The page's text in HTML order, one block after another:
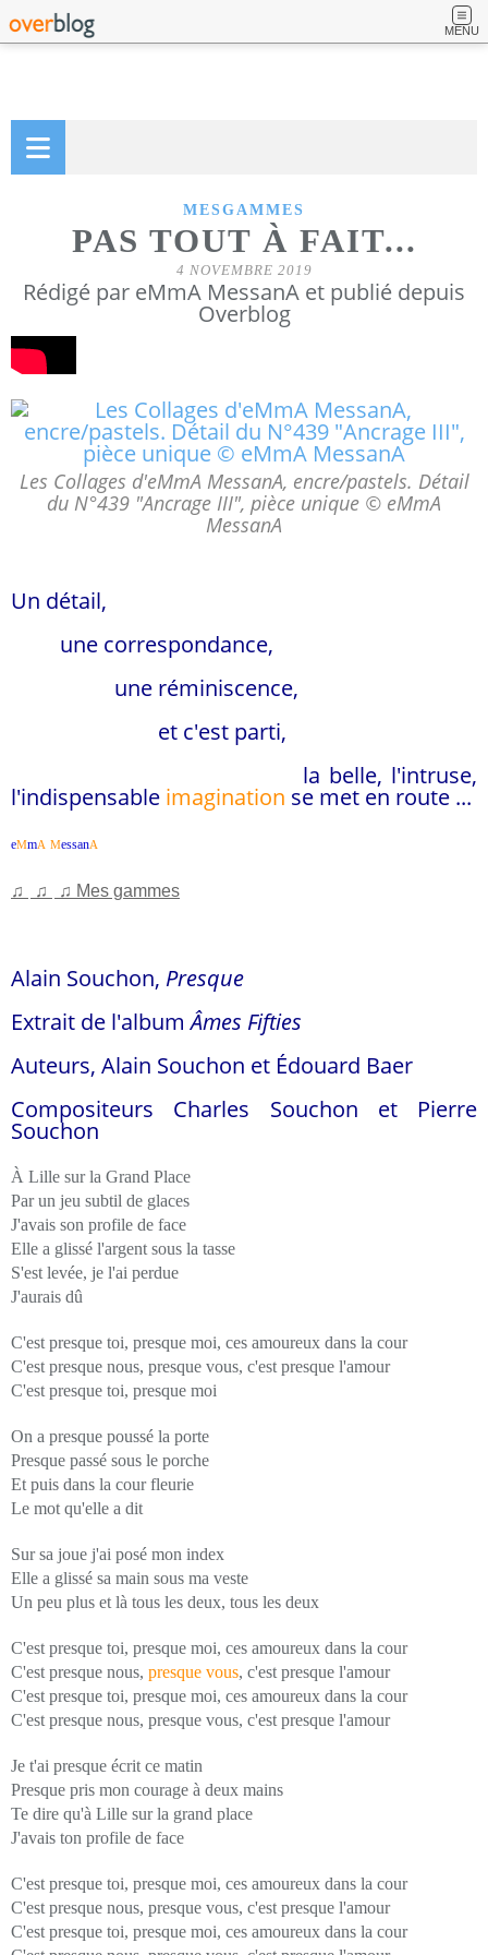
MENU
MESGAMMES
PAS TOUT À FAIT...
4 NOVEMBRE 2019
Rédigé par eMmA MessanA et publié depuis
Overblog
Les Collages d'eMmA MessanA, encre/pastels. Détail
du N°439 "Ancrage III", pièce unique © eMmA
MessanA
Un détail,
une correspondance,
une réminiscence,
et c'est parti,
la belle, l'intruse,
l'indispensable imagination se met en route ...
eMmA MessanA
♫ ♫ ♫ Mes gammes
Alain Souchon, Presque
Extrait de l'albumÂmes Fifties
Auteurs, Alain Souchon et Édouard Baer
Compositeurs Charles Souchon et Pierre
Souchon
À Lille sur la Grand Place
Par un jeu subtil de glaces
J'avais son profile de face
Elle a glissé l'argent sous la tasse
S'est levée, je l'ai perdue
J'aurais dû
C'est presque toi, presque moi, ces amoureux dans la cour
C'est presque nous, presque vous, c'est presque l'amour
C'est presque toi, presque moi
On a presque poussé la porte
Presque passé sous le porche
Et puis dans la cour fleurie
Le mot qu'elle a dit
Sur sa joue j'ai posé mon index
Elle a glissé sa main sous ma veste
Un peu plus et là tous les deux, tous les deux
C'est presque toi, presque moi, ces amoureux dans la cour
C'est presque nous, presque vous, c'est presque l'amour
C'est presque toi, presque moi, ces amoureux dans la cour
C'est presque nous, presque vous, c'est presque l'amour
Je t'ai presque écrit ce matin
Presque pris mon courage à deux mains
Te dire qu'à Lille sur la grand place
J'avais ton profile de face
C'est presque toi, presque moi, ces amoureux dans la cour
C'est presque nous, presque vous, c'est presque l'amour
C'est presque toi, presque moi, ces amoureux dans la cour